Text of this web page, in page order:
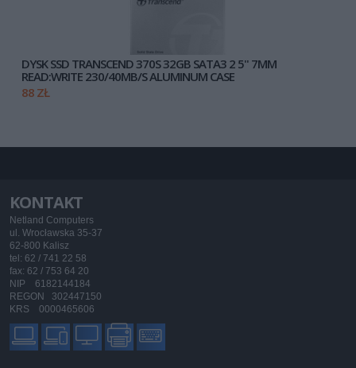
DYSK SSD TRANSCEND 370S 32GB SATA3 2 5'' 7MM
READ:WRITE 230/40MB/S ALUMINUM CASE
88 ZŁ
KONTAKT
Netland Computers
ul. Wrocławska 35-37
62-800 Kalisz
tel: 62 / 741 22 58
fax: 62 / 753 64 20
NIP 6182144184
REGON 302447150
KRS 0000465606